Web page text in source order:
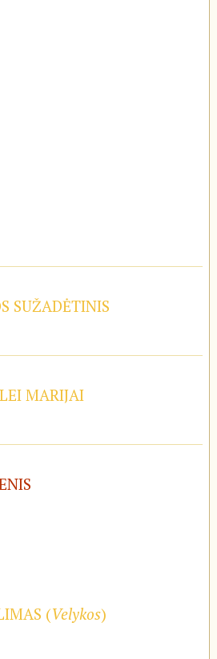
SUŽADĖTINIS
MARIJAI
(Velykos)